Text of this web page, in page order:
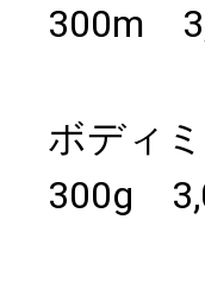
300m
ボディ
300g